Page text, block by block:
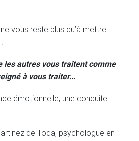
vous reste plus qu’à mettre
les autres vous traitent comme
à vous traiter…
émotionnelle, une conduite
de Toda, psychologue en